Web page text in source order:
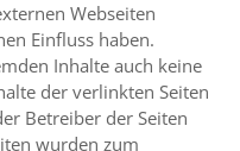
Webseiten
Einfluss haben.
Inhalte auch keine
der verlinkten Seiten
Betreiber der Seiten
wurden zum